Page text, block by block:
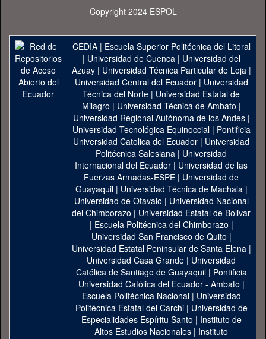
Copyright 2024 ESPOL
CEDIA| Escuela Superior Politécnica del Litoral
| Universidad de Cuenca| Universidad del
Azuay| Universidad Técnica Particular de Loja|
Universidad Central del Ecuador| Universidad
Técnica del Norte | Universidad Estatal de
Milagro | Universidad Técnica de Ambato |
Universidad Regional Autónoma de los Andes|
Universidad Tecnológica Equinoccial| Pontificia
Universidad Catolica del Ecuador | Universidad
Politécnica Salesiana | Universidad
Internacional del Ecuador | Universidad de las
Fuerzas Armadas-ESPE | Universidad de
Guayaquil| Universidad Técnica de Machala|
Universidad de Otavalo | Universidad Nacional
del Chimborazo | Universidad Estatal de Bolivar
| Escuela Politécnica del Chimborazo |
Universidad San Francisco de Quito |
Universidad Estatal Peninsular de Santa Elena|
Universidad Casa Grande | Universidad
Católica de Santiago de Guayaquil| Pontificia
Universidad Católica del Ecuador - Ambato |
Escuela Politécnica Nacional| Universidad
Politécnica Estatal del Carchi| Universidad de
Especialidades Espíritu Santo | Instituto de
Altos Estudios Nacionales | Instituto